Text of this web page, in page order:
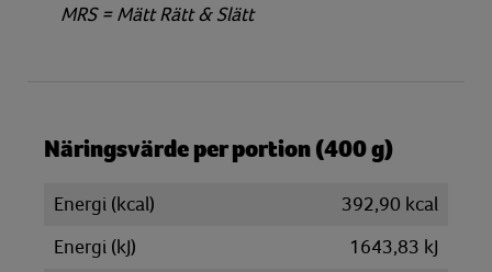
MRS = Mätt Rätt & Slätt
Näringsvärde per portion (400 g)
Energi (kcal)
392,90 kcal
Energi (kJ)
1643,83 kJ